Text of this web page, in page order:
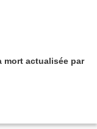
mort actualisée par